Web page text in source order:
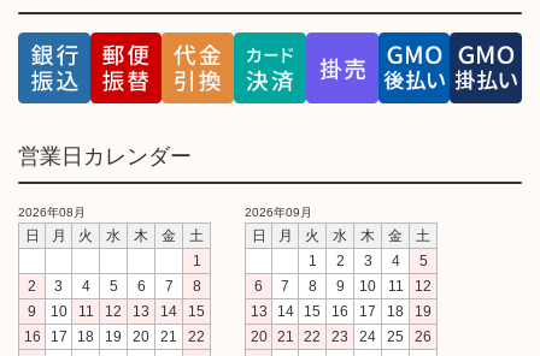
営業日カレンダー
2026年08月
日 月 火 水 木 金
土
1
2
3 4 5 6 7
8
9
10 11 12 13 14
15
16
17 18 19 20 21
22
2026年09月
日 月 火 水 木 金
土
1
2 3 4
5
6
7 8 9 10 11
12
13
14 15 16 17 18
19
20
21 22 23 24 25
26